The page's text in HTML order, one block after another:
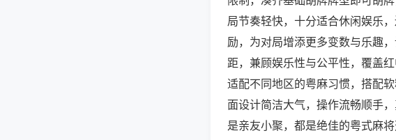
局节奏轻快，十分适合休闲娱乐
励，为对局增添更多变数与乐趣
距，兼顾娱乐性与公平性，覆盖
适配不同地区的粤麻习惯，搭配
面设计简洁大气，操作流畅顺手
是亲友小聚，都是绝佳的粤式麻